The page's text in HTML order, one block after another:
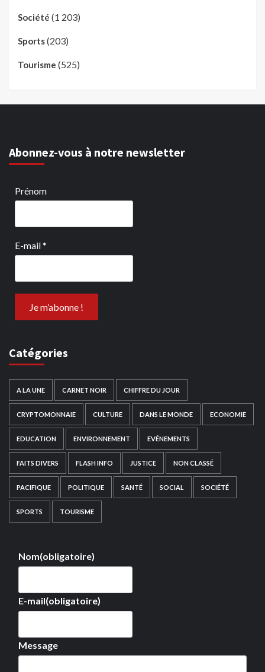
Société (1 203)
Sports(203)
Tourisme (525)
Abonnez-vous à notre newsletter
Prénom
E-mail*
Catégories
A LA UNE CARNET NOIR CHIFFRE DU JOUR
CRYPTOMONNAIE CULTURE DANS LE MONDE ECONOMIE
EDUCATION ENVIRONNEMENT EVÉNEMENTS
FAITS DIVERS FLASH INFO JUSTICE NON CLASSÉ
PACIFIQUE POLITIQUE SANTÉ SOCIAL SOCIÉTÉ
SPORTS TOURISME
Nom(obligatoire)
E-mail(obligatoire)
Message